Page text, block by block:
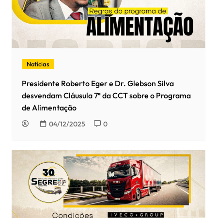
Notícias
Presidente Roberto Eger e Dr. Glebson Silva
desvendam Cláusula 7ª da CCT sobre o Programa
de Alimentação
04/12/2025 0